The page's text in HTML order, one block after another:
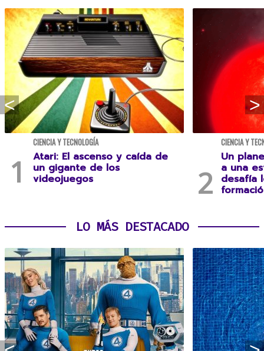
CIENCIA Y TECNOLOGÍA
Atari: El ascenso y caída de
un gigante de los
videojuegos
CIENCIA Y
Un
a una
desafía
LO MÁS DESTACADO